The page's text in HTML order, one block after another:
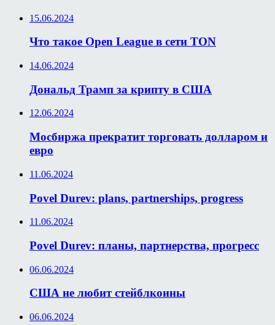
15.06.2024
Что такое Open League в сети TON
14.06.2024
Дональд Трамп за крипту в США
12.06.2024
Мосбиржа прекратит торговать долларом и
евро
11.06.2024
Povel Durev: plans, partnerships, progress
11.06.2024
Povel Durev: планы, партнерства, прогресс
06.06.2024
США не любит стейблкоины
06.06.2024